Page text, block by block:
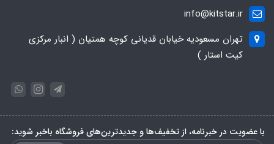
info@kitstar.ir
تهران مسعودیه خیابان قدیانی کوچه همتیان ( انبار مرکزی
کیت استار )
با عضویت در خبرنامه، از تخفیف‌ها و جدیدترین‌های فروشگاه باخبر شوید: